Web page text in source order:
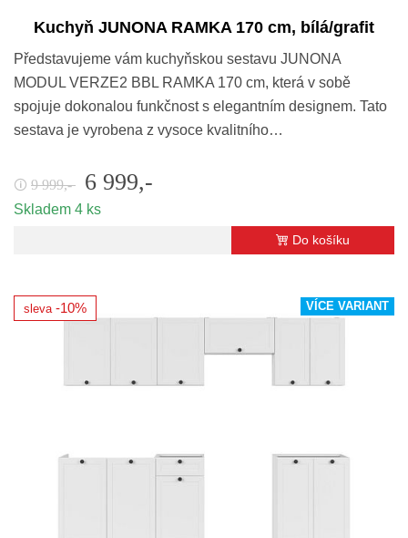
Kuchyň JUNONA RAMKA 170 cm, bílá/grafit
Představujeme vám kuchyňskou sestavu JUNONA
MODUL VERZE2 BBL RAMKA 170 cm, která v sobě
spojuje dokonalou funkčnost s elegantním designem. Tato
sestava je vyrobena z vysoce kvalitního…
🛈 9 999,- 6 999,-
Skladem 4 ks
Do košíku
VÍCE VARIANT
sleva -10%